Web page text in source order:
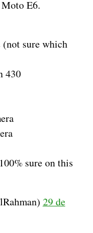
E6.
sure which
430
sure on this
29 de